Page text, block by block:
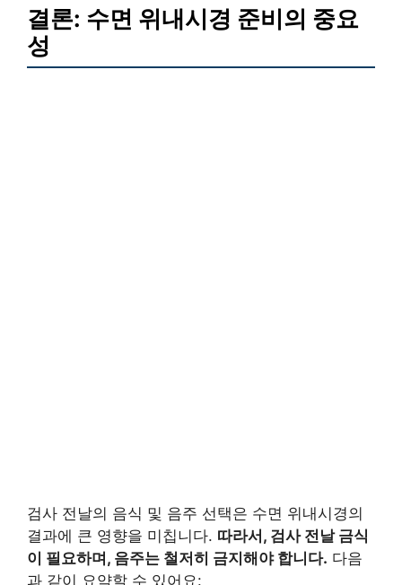
결론: 수면 위내시경 준비의 중요
성
검사 전날의 음식 및 음주 선택은 수면 위내시경의
결과에 큰 영향을 미칩니다. 따라서, 검사 전날 금식
이 필요하며, 음주는 철저히 금지해야 합니다. 다음
과 같이 요약할 수 있어요: